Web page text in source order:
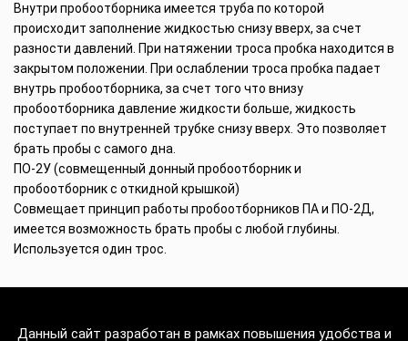
Внутри пробоотборника имеется труба по которой
происходит заполнение жидкостью снизу вверх, за счет
разности давлений. При натяжении троса пробка находится в
закрытом положении. При ослаблении троса пробка падает
внутрь пробоотборника, за счет того что внизу
пробоотборника давление жидкости больше, жидкость
поступает по внутренней трубке снизу вверх. Это позволяет
брать пробы с самого дна.
ПО-2У (совмещенный донный пробоотборник и
пробоотборник с откидной крышкой)
Совмещает принцип работы пробоотборников ПА и ПО-2Д,
имеется возможность брать пробы с любой глубины.
Используется один трос.
Данный сайт разработан в рамках повышения удобства и